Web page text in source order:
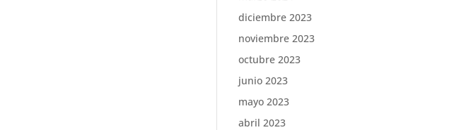
diciembre 2023
noviembre 2023
octubre 2023
junio 2023
mayo 2023
abril 2023